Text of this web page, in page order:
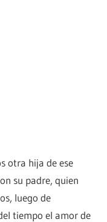
otra hija de ese
su padre, quien
luego de
tiempo el amor de